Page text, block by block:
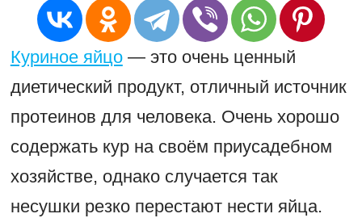
Куриное яйцо— это очень ценный
диетический продукт, отличный источник
протеинов для человека. Очень хорошо
содержать кур на своём приусадебном
хозяйстве, однако случается так
несушки резко перестают нести яйца.